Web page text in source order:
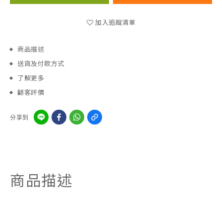
加入追蹤清單
商品描述
送貨及付款方式
了解更多
顧客評價
分享到
商品描述